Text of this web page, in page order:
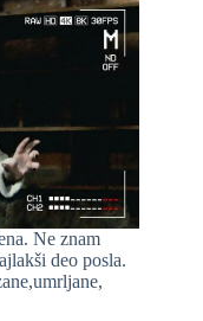
Ne znam
deo posla.